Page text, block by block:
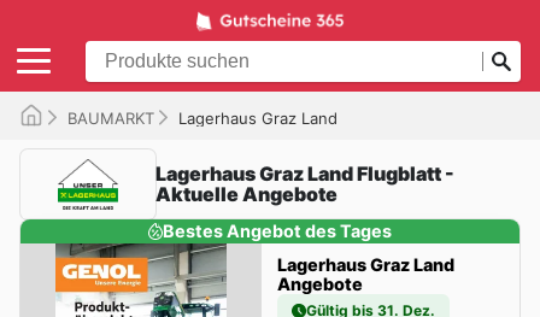
BAUMARKT Lagerhaus Graz Land
Lagerhaus Graz Land Flugblatt -
Aktuelle Angebote
Bestes Angebot des Tages
Lagerhaus Graz Land
Angebote
Gültig bis 31. Dez.